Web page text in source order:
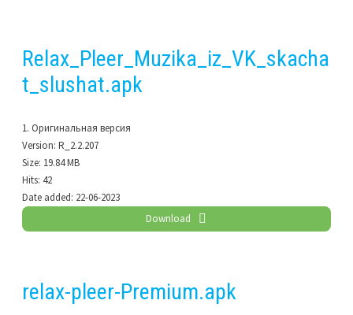
Relax_Pleer_Muzika_iz_VK_skacha
t_slushat.apk
1. Оригинальная версия
Version: R_2.2.207
Size: 19.84 MB
Hits: 42
Date added: 22-06-2023
Download
relax-pleer-Premium.apk